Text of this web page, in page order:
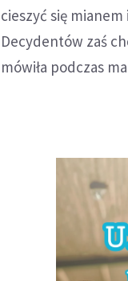
cieszyć się
Decydentów zaś
mówiła podczas